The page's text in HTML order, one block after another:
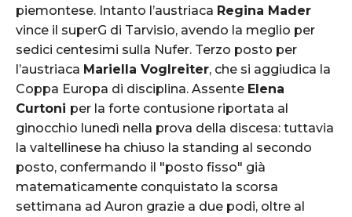
piemontese. Intanto l’austriaca Regina Mader
vince il superG di Tarvisio, avendo la meglio per
sedici centesimi sulla Nufer. Terzo posto per
l’austriaca Mariella Voglreiter, che si aggiudica la
Coppa Europa di disciplina. Assente Elena
Curtoni per la forte contusione riportata al
ginocchio lunedì nella prova della discesa: tuttavia
la valtellinese ha chiuso la standing al secondo
posto, confermando il "posto fisso" già
matematicamente conquistato la scorsa
settimana ad Auron grazie a due podi, oltre al